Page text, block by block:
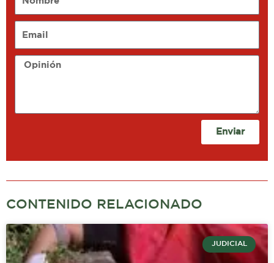
Opinión
Enviar
CONTENIDO RELACIONADO
JUDICIAL